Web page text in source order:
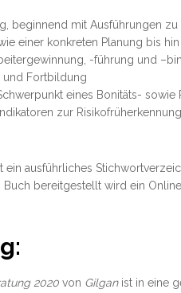
beginnend mit Ausführungen
einer konkreten Planung bis
-führung und
und Fortbildung
eines Bonitäts-
zur
ein ausführliches
Buch bereitgestellt wird ein
2020 von Gilganist in eine